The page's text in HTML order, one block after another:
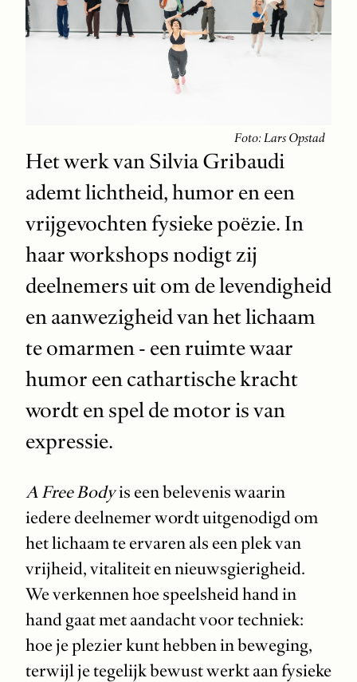
Foto: Lars Opstad
Het werk van Silvia Gribaudi
ademt lichtheid, humor en een
vrijgevochten fysieke poëzie. In
haar workshops nodigt zij
deelnemers uit om de levendigheid
en aanwezigheid van het lichaam
te omarmen - een ruimte waar
humor een cathartische kracht
wordt en spel de motor is van
expressie.
A Free Bodyis een belevenis waarin
iedere deelnemer wordt uitgenodigd om
het lichaam te ervaren als een plek van
vrijheid, vitaliteit en nieuwsgierigheid.
We verkennen hoe speelsheid hand in
hand gaat met aandacht voor techniek:
hoe je plezier kunt hebben in beweging,
terwijl je tegelijk bewust werkt aan fysieke